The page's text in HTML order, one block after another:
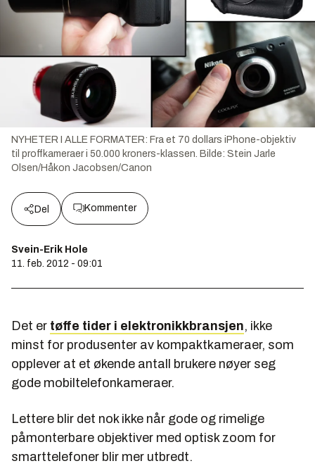
NYHETER I ALLE FORMATER: Fra et 70 dollars iPhone-objektiv
til proffkameraer i 50.000 kroners-klassen. Bilde: Stein Jarle
Olsen/Håkon Jacobsen/Canon
Del Kommenter
Svein-Erik Hole
11. feb. 2012 - 09:01
Det er tøffe tider i elektronikkbransjen, ikke
minst for produsenter av kompaktkameraer, som
opplever at et økende antall brukere nøyer seg
gode mobiltelefonkameraer.
Lettere blir det nok ikke når gode og rimelige
påmonterbare objektiver med optisk zoom for
smarttelefoner blir mer utbredt.